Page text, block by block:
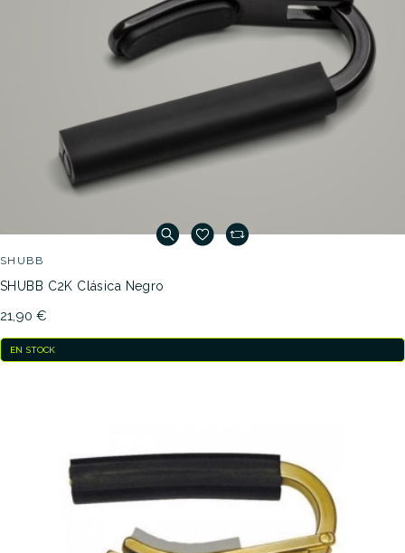
SHUBB
SHUBB C2K Clásica Negro
21,90 €
EN STOCK